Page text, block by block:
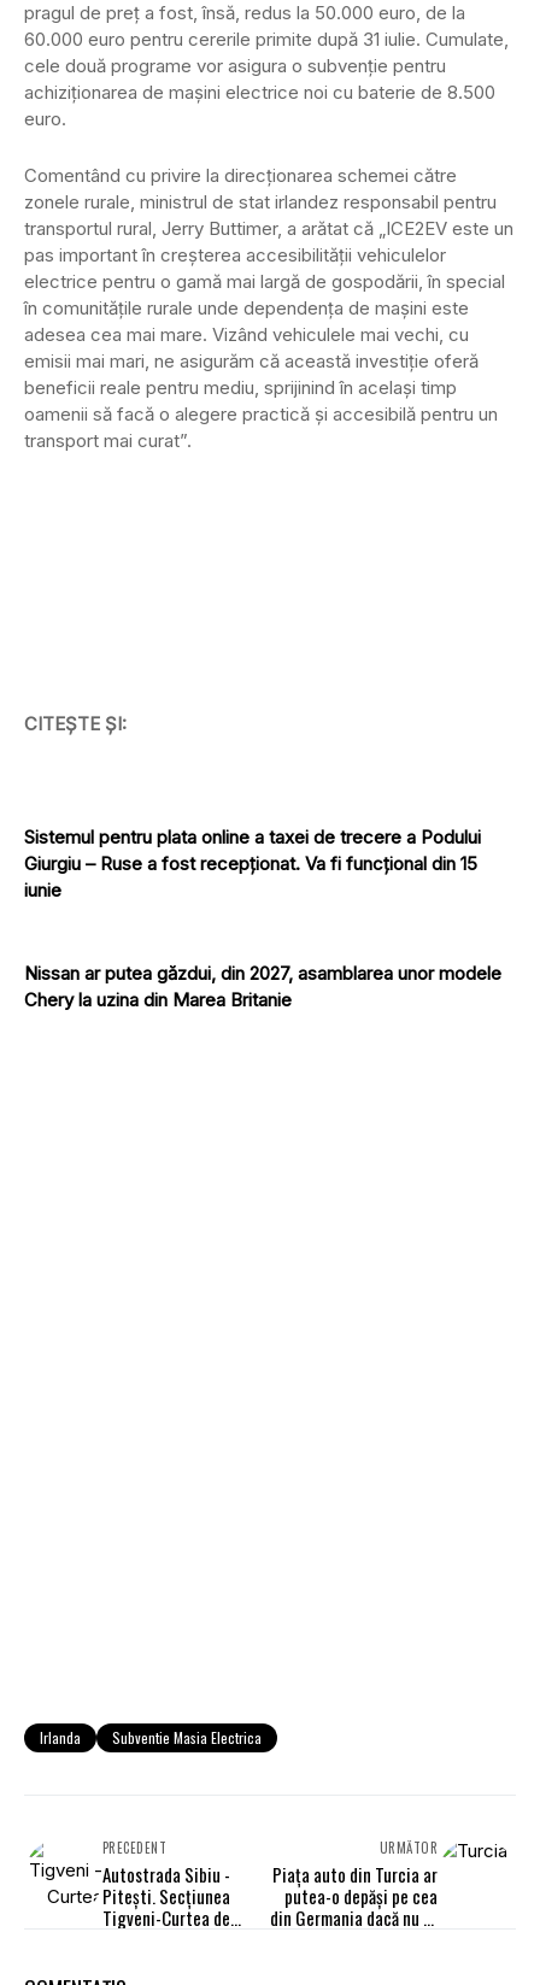
pragul de preț a fost, însă, redus la 50.000 euro, de la
60.000 euro pentru cererile primite după 31 iulie. Cumulate,
cele două programe vor asigura o subvenție pentru
achiziționarea de mașini electrice noi cu baterie de 8.500
euro.
Comentând cu privire la direcționarea schemei către
zonele rurale, ministrul de stat irlandez responsabil pentru
transportul rural, Jerry Buttimer, a arătat că „ICE2EV este un
pas important în creșterea accesibilității vehiculelor
electrice pentru o gamă mai largă de gospodării, în special
în comunitățile rurale unde dependența de mașini este
adesea cea mai mare. Vizând vehiculele mai vechi, cu
emisii mai mari, ne asigurăm că această investiție oferă
beneficii reale pentru mediu, sprijinind în același timp
oamenii să facă o alegere practică și accesibilă pentru un
transport mai curat”.
CITEȘTE ȘI:
Sistemul pentru plata online a taxei de trecere a Podului
Giurgiu – Ruse a fost recepționat. Va fi funcțional din 15
iunie
Nissan ar putea găzdui, din 2027, asamblarea unor modele
Chery la uzina din Marea Britanie
Irlanda Subventie Masia Electrica
PRECEDENT
Autostrada Sibiu -
Pitești. Secțiunea
Tigveni-Curtea de
URMĂTOR
Piața auto din Turcia ar
putea-o depăși pe cea
din Germania dacă nu ar